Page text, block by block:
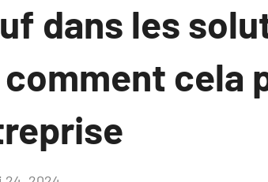
dans les
comment cela